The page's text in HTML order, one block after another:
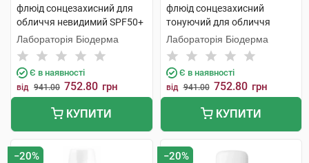
флюід сонцезахисний для
обличчя невидимий SPF50+
40 мл 1 флакон
Лабораторія Біодерма
Є в наявності
від 941.00 752.80 грн
КУПИТИ
флюід сонцезахисний
тонуючий для обличчя
SPF50+ тон 01 40 мл 1
флакон
Лабораторія Біодерма
Є в наявності
від 941.00 752.80 грн
КУПИТИ
−20% −20%